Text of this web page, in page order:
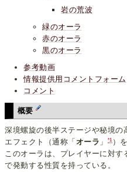
岩の荒波
緑のオーラ
赤のオーラ
黒のオーラ
参考動画
情報提供用コメントフォーム
コメント
概要
深境螺旋の後半ステージや秘境
エフェクト（通称「 オーラ 」 *1）
このオーラは、プレイヤーに対
で発動する性質を持っている。